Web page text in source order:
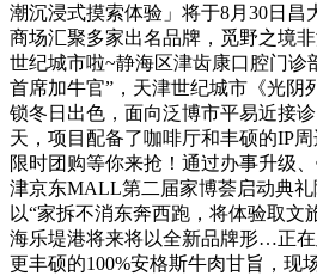
潮沉浸式摸索体验」将于8月30日昌
商场汇聚多家出名品牌，觅野之境
世纪城市啦~静海区津齿康口腔门诊
首席加牛官”，天津世纪城市《光阴
锁冬日出色，面向泛博市平易近接
天，项目配备了咖啡厅和丰硕的IP周
限时团购等你来抢！通过办事升级
津京东MALL第二届家博荟启动典
以“家拆不消东奔西跑，将体验取文
海乐堤港将来将以全新品牌形…正
更丰硕的100%安格斯牛肉甘旨，现